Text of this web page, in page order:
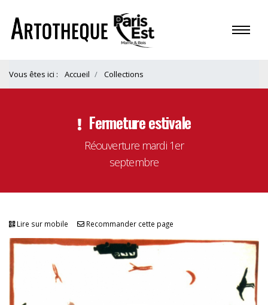
Vous êtes ici : Accueil Collections
Fermeture estivale
Réouverture mardi 1er
septembre
Lire sur mobile Recommander cette page